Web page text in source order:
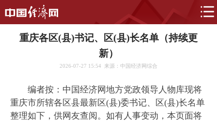
重庆各区(县)书记、区(县)长名单（持续更
新）
2026-07-27 15:54 来源：中国经济网综合
编者按：中国经济网地方党政领导人物库现将
重庆市所辖各区县最新区(县)委书记、区(县)长名单
整理如下，供网友查阅。如有人事变动，本页面将